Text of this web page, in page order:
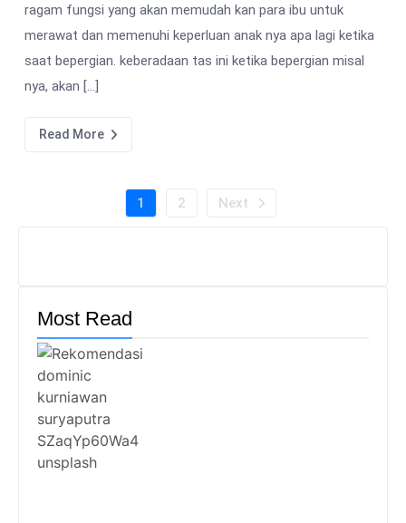
ragam fungsi yang akan memudah kan para ibu untuk
merawat dan memenuhi keperluan anak nya apa lagi ketika
saat bepergian. keberadaan tas ini ketika bepergian misal
nya, akan […]
Read More
1 2 Next
Most Read